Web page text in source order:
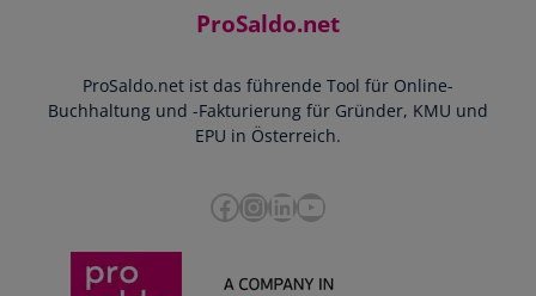
Presse
Datenschutz
Doppelte Buchführung
Bankdatenimport
Zusammenarbeit mit Steuerberater
e-Rechnung an den Bund
Blog
Ratgeber
Newsletter
ProSaldo.net
ProSaldo.net ist das führende Tool für Online-
Buchhaltung und -Fakturierung für Gründer, KMU und
EPU in Österreich.
Facebook InstagramLinkedIn YouTube